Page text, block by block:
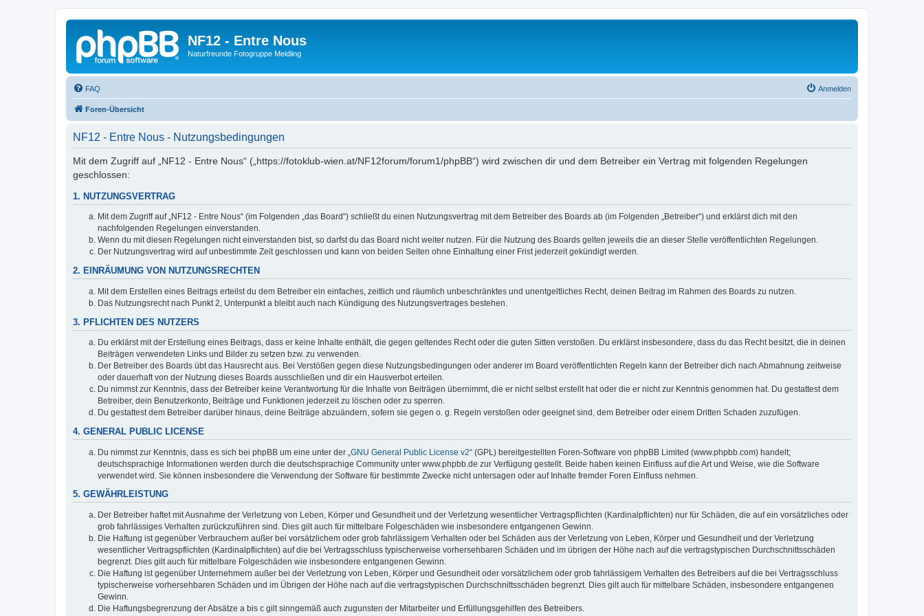
NF12 - Entre Nous
Naturfreunde Fotogruppe Meidling
FAQ Anmelden
Foren-Übersicht
NF12 - Entre Nous - Nutzungsbedingungen
Mit dem Zugriff auf „NF12 - Entre Nous“ („https://fotoklub-wien.at/NF12forum/forum1/phpBB“) wird zwischen dir und dem Betreiber ein Vertrag mit folgenden Regelungen
geschlossen:
1. NUTZUNGSVERTRAG
Mit dem Zugriff auf „NF12 - Entre Nous“ (im Folgenden „das Board“) schließt du einen Nutzungsvertrag mit dem Betreiber des Boards ab (im Folgenden „Betreiber“) und erklärst dich mit den
nachfolgenden Regelungen einverstanden.
Wenn du mit diesen Regelungen nicht einverstanden bist, so darfst du das Board nicht weiter nutzen. Für die Nutzung des Boards gelten jeweils die an dieser Stelle veröffentlichten Regelungen.
Der Nutzungsvertrag wird auf unbestimmte Zeit geschlossen und kann von beiden Seiten ohne Einhaltung einer Frist jederzeit gekündigt werden.
2. EINRÄUMUNG VON NUTZUNGSRECHTEN
Mit dem Erstellen eines Beitrags erteilst du dem Betreiber ein einfaches, zeitlich und räumlich unbeschränktes und unentgeltliches Recht, deinen Beitrag im Rahmen des Boards zu nutzen.
Das Nutzungsrecht nach Punkt 2, Unterpunkt a bleibt auch nach Kündigung des Nutzungsvertrages bestehen.
3. PFLICHTEN DES NUTZERS
Du erklärst mit der Erstellung eines Beitrags, dass er keine Inhalte enthält, die gegen geltendes Recht oder die guten Sitten verstoßen. Du erklärst insbesondere, dass du das Recht besitzt, die in deinen
Beiträgen verwendeten Links und Bilder zu setzen bzw. zu verwenden.
Der Betreiber des Boards übt das Hausrecht aus. Bei Verstößen gegen diese Nutzungsbedingungen oder anderer im Board veröffentlichten Regeln kann der Betreiber dich nach Abmahnung zeitweise
oder dauerhaft von der Nutzung dieses Boards ausschließen und dir ein Hausverbot erteilen.
Du nimmst zur Kenntnis, dass der Betreiber keine Verantwortung für die Inhalte von Beiträgen übernimmt, die er nicht selbst erstellt hat oder die er nicht zur Kenntnis genommen hat. Du gestattest dem
Betreiber, dein Benutzerkonto, Beiträge und Funktionen jederzeit zu löschen oder zu sperren.
Du gestattest dem Betreiber darüber hinaus, deine Beiträge abzuändern, sofern sie gegen o. g. Regeln verstoßen oder geeignet sind, dem Betreiber oder einem Dritten Schaden zuzufügen.
4. GENERAL PUBLIC LICENSE
Du nimmst zur Kenntnis, dass es sich bei phpBB um eine unter der „ GNU General Public License v2“ (GPL) bereitgestellten Foren-Software von phpBB Limited (www.phpbb.com) handelt;
deutschsprachige Informationen werden durch die deutschsprachige Community unter www.phpbb.de zur Verfügung gestellt. Beide haben keinen Einfluss auf die Art und Weise, wie die Software
verwendet wird. Sie können insbesondere die Verwendung der Software für bestimmte Zwecke nicht untersagen oder auf Inhalte fremder Foren Einfluss nehmen.
5. GEWÄHRLEISTUNG
Der Betreiber haftet mit Ausnahme der Verletzung von Leben, Körper und Gesundheit und der Verletzung wesentlicher Vertragspflichten (Kardinalpflichten) nur für Schäden, die auf ein vorsätzliches oder
grob fahrlässiges Verhalten zurückzuführen sind. Dies gilt auch für mittelbare Folgeschäden wie insbesondere entgangenen Gewinn.
Die Haftung ist gegenüber Verbrauchern außer bei vorsätzlichem oder grob fahrlässigem Verhalten oder bei Schäden aus der Verletzung von Leben, Körper und Gesundheit und der Verletzung
wesentlicher Vertragspflichten (Kardinalpflichten) auf die bei Vertragsschluss typischerweise vorhersehbaren Schäden und im übrigen der Höhe nach auf die vertragstypischen Durchschnittsschäden
begrenzt. Dies gilt auch für mittelbare Folgeschäden wie insbesondere entgangenen Gewinn.
Die Haftung ist gegenüber Unternehmern außer bei der Verletzung von Leben, Körper und Gesundheit oder vorsätzlichem oder grob fahrlässigem Verhalten des Betreibers auf die bei Vertragsschluss
typischerweise vorhersehbaren Schäden und im Übrigen der Höhe nach auf die vertragstypischen Durchschnittsschäden begrenzt. Dies gilt auch für mittelbare Schäden, insbesondere entgangenen
Gewinn.
Die Haftungsbegrenzung der Absätze a bis c gilt sinngemäß auch zugunsten der Mitarbeiter und Erfüllungsgehilfen des Betreibers.